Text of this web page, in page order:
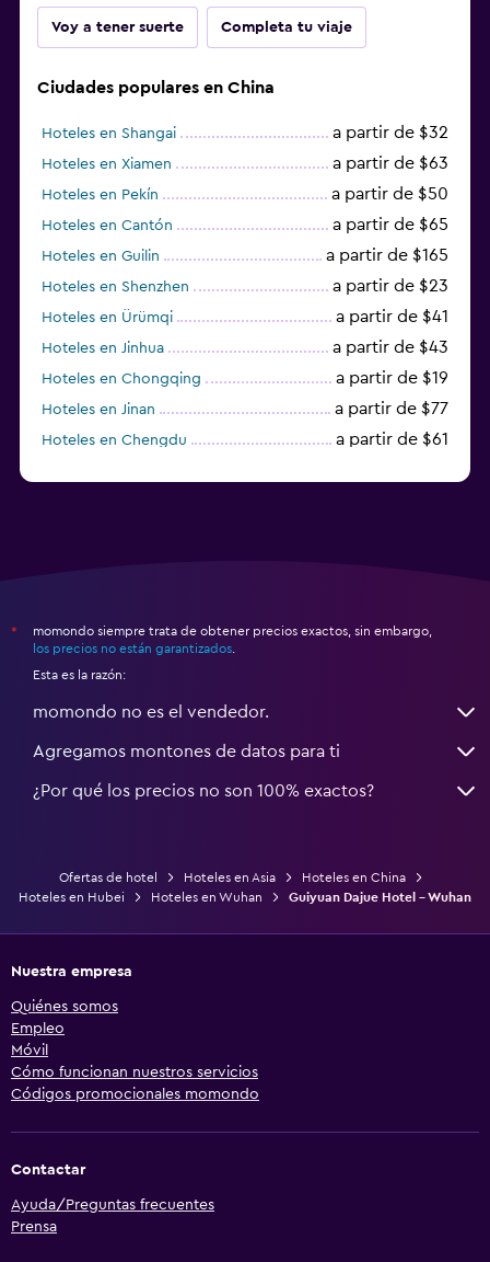
Voy a tener suerte Completa tu viaje
Ciudades populares en China
Hoteles en Shangai a partir de $32
Hoteles en Xiamen a partir de $63
Hoteles en Pekín a partir de $50
Hoteles en Cantón a partir de $65
Hoteles en Guilin a partir de $165
Hoteles en Shenzhen a partir de $23
Hoteles en Ürümqi a partir de $41
Hoteles en Jinhua a partir de $43
Hoteles en Chongqing a partir de $19
Hoteles en Jinan a partir de $77
Hoteles en Chengdu a partir de $61
*
momondo siempre trata de obtener precios exactos, sin embargo,
los precios no están garantizados
Esta es la razón:
momondo no es el vendedor.
Agregamos montones de datos para ti
¿Por qué los precios no son 100% exactos?
Ofertas de hotel Hoteles en Asia
Hoteles en China
Hoteles en Hubei
Hoteles en Wuhan Guiyuan Dajue Hotel - Wuhan
Nuestra empresa
Quiénes somos
Empleo
Móvil
Cómo funcionan nuestros servicios
Códigos promocionales momondo
Contactar
Ayuda/Preguntas frecuentes
Prensa